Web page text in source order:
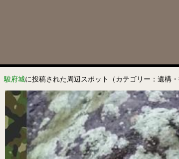
駿府城に投稿された周辺スポット（カテゴリー：遺構